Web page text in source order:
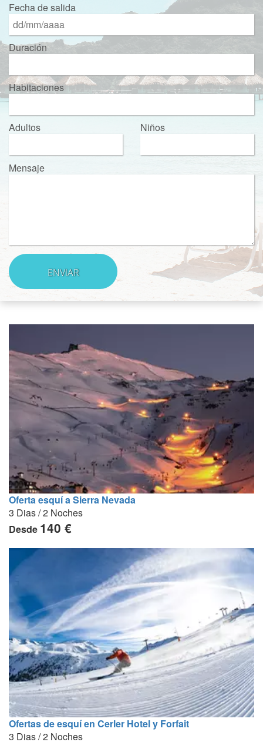
Fecha de salida
Duración
Habitaciones
Adultos Niños
Mensaje
Oferta esquí a Sierra Nevada
3 Dias / 2 Noches
Desde 140 €
Ofertas de esquí en Cerler Hotel y Forfait
3 Dias / 2 Noches